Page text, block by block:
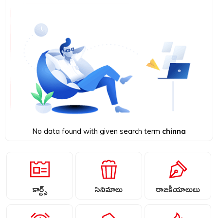
No data found with given search term chinna
కార్డ్స్ సినిమాలు రాజకీయాలులు